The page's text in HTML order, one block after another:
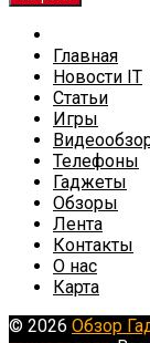
Главная
Новости IT
Статьи
Игры
Телефоны
Гаджеты
Обзоры
Лента
Контакты
О нас
Карта
© 2026 Обзор